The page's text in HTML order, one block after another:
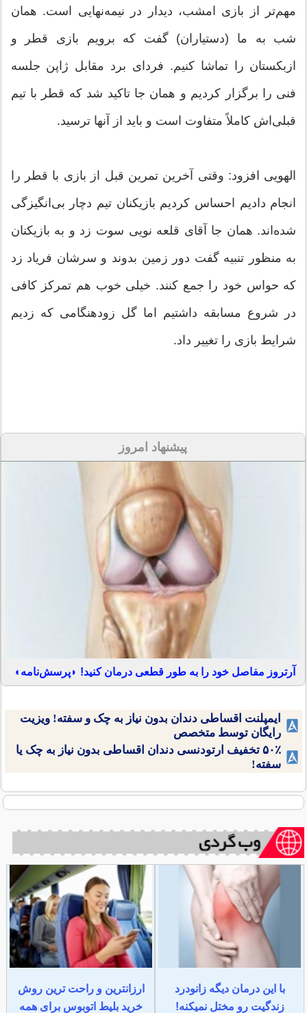
مهم‌تر از بازی امشب، دیدار در نیمه‌نهایی است. همان
شب به ما (دستیاران) گفت که برویم بازی قطر و
ازبکستان را تماشا کنیم. فردای برد مقابل ژاپن جلسه
فنی را برگزار کردیم و همان جا تاکید شد که قطر با تیم
قبلی‌اش کاملاً متفاوت است و باید از آنها ترسید.
الهویی افزود: وقتی آخرین تمرین قبل از بازی با قطر را
انجام دادیم احساس کردیم بازیکنان تیم دچار بی‌انگیزگی
شده‌اند. همان جا آقای قلعه نویی سوت زد و به بازیکنان
به منظور تنبیه گفت دور زمین بدوند و سرشان فریاد زد
که حواس خود را جمع کنند. خیلی خوب هم تمرکز کافی
در شروع مسابقه داشتیم اما گل زودهنگامی که زدیم
شرایط بازی را تغییر داد.
پیشنهاد امروز
آرتروز مفاصل خود را به طور قطعی درمان کنید! ◗پرسش‌نامه◖
ایمپلنت اقساطی دندان بدون نیاز به چک و سفته! ویزیت
رایگان توسط متخصص
۵۰٪ تخفیف ارتودنسی دندان اقساطی بدون نیاز به چک یا
سفته!
با این درمان دیگه زانودرد
زندگیت رو مختل نمیکنه!
ارزانترین و راحت ترین روش
خرید بلیط اتوبوس برای همه